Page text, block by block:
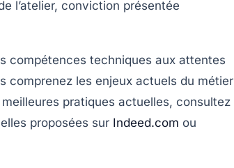
l’atelier, conviction présentée
compétences techniques aux attentes
comprenez les enjeux actuels du métier
pratiques actuelles, consultez
proposées sur Indeed.com ou